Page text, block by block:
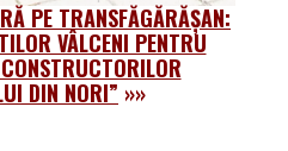
PE TRANSFĂGĂRĂŞAN:
VÂLCENI PENTRU
DIN NORI” »»